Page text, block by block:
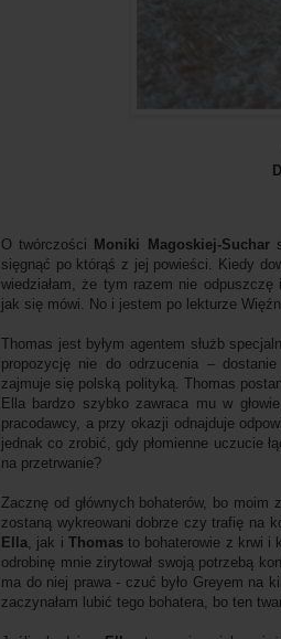
O twórczości Moniki Magoskiej-Suchar
sięgnąć po którąś z jej powieści. Kiedy
wiedziałam, że tym razem nie
jak się mówi. No i jestem po lekturze
Thomas jest byłym agentem służb
propozycję nie do odrzucenia –
zajmuje się polską polityką. Thomas
Ella bardzo szybko zawraca mu w
pracodawcy, a przy okazji odnajduje
jednak co zrobić, gdy płomienne uczucie
na przetrwanie?
Zacznę od głównych bohaterów, bo moim
zostaną wykreowani dobrze czy trafię na
Ella , jak i Thomas to bohaterowie z krwi i
odrobinę mnie zirytował swoją potrzebą
ma do niej prawa - czuć było Greyem na
zaczynałam lubić tego bohatera, bo ten